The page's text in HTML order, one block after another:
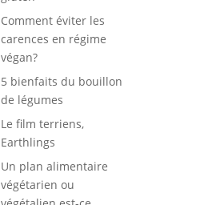
Comment éviter les
carences en régime
végan?
5 bienfaits du bouillon
de légumes
Le film terriens,
Earthlings
Un plan alimentaire
végétarien ou